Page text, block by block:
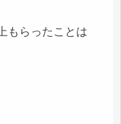
もらったことは